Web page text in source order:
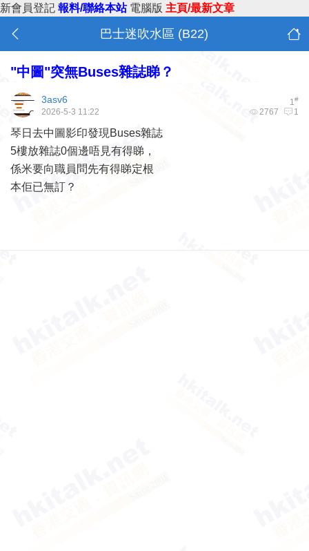
新會員登記 報料/聯絡本站 電腦版 主頁/最新文章
巴士迷吹水區 (B22)
"中圖"突無Buses雜誌睇？
1#
3asv6
2767 1
2026-5-3 11:22
琴日去中圖影印發現Buses雜誌
5樓放雜誌0個邊唔見有得睇，
係米要向職員問先有得睇定根
本佢已無訂？